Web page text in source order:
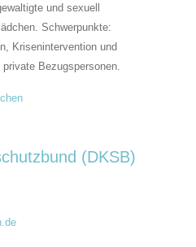
und sexuell
Schwerpunkte:
Krisenintervention und
Bezugspersonen.
(DKSB)